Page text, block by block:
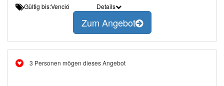
Gültig bis:Venció Details
Zum Angebot
3 Personen mögen dieses Angebot